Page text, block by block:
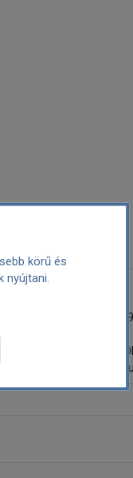
Iwaki, Fukushima
EUROPE
; https://www.alpine-
körű és